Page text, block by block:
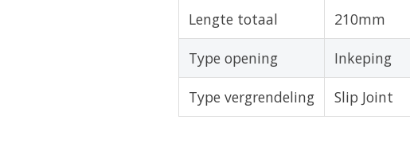
Lengte totaal 210mm
Type opening Inkeping
Type vergrendeling Slip Joint